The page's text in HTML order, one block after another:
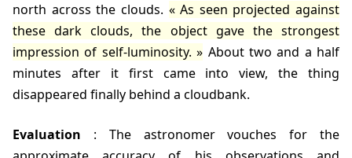
north across the clouds.
As seen projected against
these dark clouds, the object gave the strongest
impression of self-luminosity.
About two and a half
minutes after it first came into view, the thing
disappeared finally behind a cloudbank.
Evaluation : The astronomer vouches for the